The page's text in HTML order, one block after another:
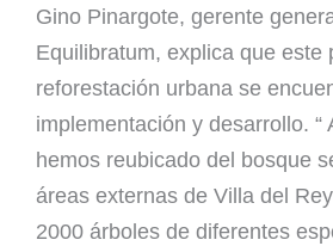
Gino Pinargote, gerente
Equilibratum, explica que este
reforestación urbana se
implementación y desarrollo. “
hemos reubicado del bosque
áreas externas de Villa del
2000 árboles de diferentes